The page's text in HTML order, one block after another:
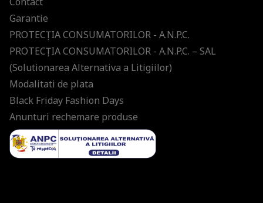
Garantie
PROTECŢIA CONSUMATORILOR - A.N.P.C.
PROTECŢIA CONSUMATORILOR - A.N.P.C. – SAL
(Solutionarea Alternativa a Litigiilor)
Modalitati de plata
Black Friday Fashion Days
Anunturi rechemare produse